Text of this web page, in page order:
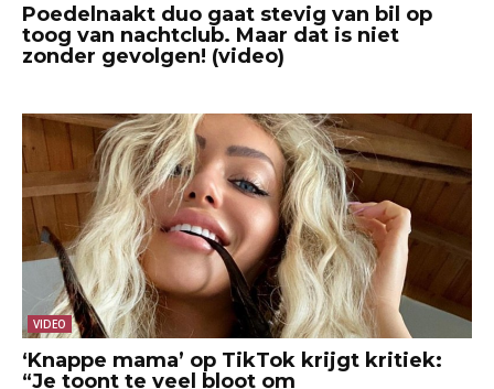
Poedelnaakt duo gaat stevig van bil op
toog van nachtclub. Maar dat is niet
zonder gevolgen! (video)
VIDEO
‘Knappe mama’ op TikTok krijgt kritiek:
“Je toont te veel bloot om